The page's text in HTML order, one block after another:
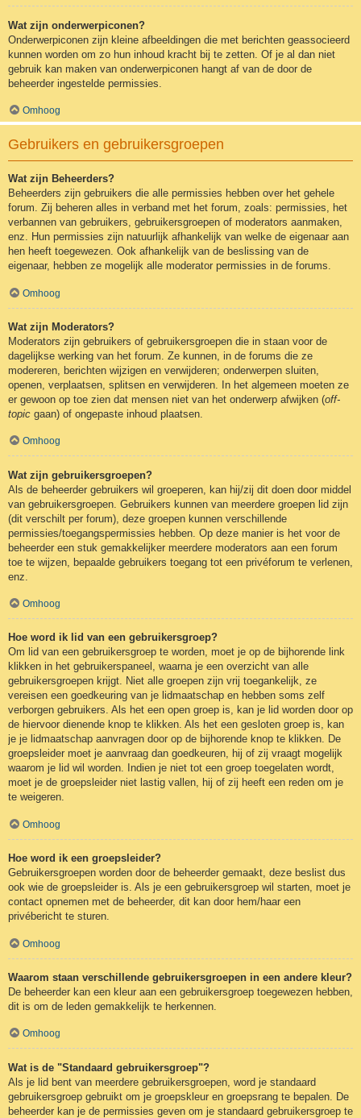
Wat zijn onderwerpiconen?
Onderwerpiconen zijn kleine afbeeldingen die met berichten geassocieerd
kunnen worden om zo hun inhoud kracht bij te zetten. Of je al dan niet
gebruik kan maken van onderwerpiconen hangt af van de door de
beheerder ingestelde permissies.
Omhoog
Gebruikers en gebruikersgroepen
Wat zijn Beheerders?
Beheerders zijn gebruikers die alle permissies hebben over het gehele
forum. Zij beheren alles in verband met het forum, zoals: permissies, het
verbannen van gebruikers, gebruikersgroepen of moderators aanmaken,
enz. Hun permissies zijn natuurlijk afhankelijk van welke de eigenaar aan
hen heeft toegewezen. Ook afhankelijk van de beslissing van de
eigenaar, hebben ze mogelijk alle moderator permissies in de forums.
Omhoog
Wat zijn Moderators?
Moderators zijn gebruikers of gebruikersgroepen die in staan voor de
dagelijkse werking van het forum. Ze kunnen, in de forums die ze
modereren, berichten wijzigen en verwijderen; onderwerpen sluiten,
openen, verplaatsen, splitsen en verwijderen. In het algemeen moeten ze
er gewoon op toe zien dat mensen niet van het onderwerp afwijken (off-
topic gaan) of ongepaste inhoud plaatsen.
Omhoog
Wat zijn gebruikersgroepen?
Als de beheerder gebruikers wil groeperen, kan hij/zij dit doen door middel
van gebruikersgroepen. Gebruikers kunnen van meerdere groepen lid zijn
(dit verschilt per forum), deze groepen kunnen verschillende
permissies/toegangspermissies hebben. Op deze manier is het voor de
beheerder een stuk gemakkelijker meerdere moderators aan een forum
toe te wijzen, bepaalde gebruikers toegang tot een privéforum te verlenen,
enz.
Omhoog
Hoe word ik lid van een gebruikersgroep?
Om lid van een gebruikersgroep te worden, moet je op de bijhorende link
klikken in het gebruikerspaneel, waarna je een overzicht van alle
gebruikersgroepen krijgt. Niet alle groepen zijn vrij toegankelijk, ze
vereisen een goedkeuring van je lidmaatschap en hebben soms zelf
verborgen gebruikers. Als het een open groep is, kan je lid worden door op
de hiervoor dienende knop te klikken. Als het een gesloten groep is, kan
je je lidmaatschap aanvragen door op de bijhorende knop te klikken. De
groepsleider moet je aanvraag dan goedkeuren, hij of zij vraagt mogelijk
waarom je lid wil worden. Indien je niet tot een groep toegelaten wordt,
moet je de groepsleider niet lastig vallen, hij of zij heeft een reden om je
te weigeren.
Omhoog
Hoe word ik een groepsleider?
Gebruikersgroepen worden door de beheerder gemaakt, deze beslist dus
ook wie de groepsleider is. Als je een gebruikersgroep wil starten, moet je
contact opnemen met de beheerder, dit kan door hem/haar een
privébericht te sturen.
Omhoog
Waarom staan verschillende gebruikersgroepen in een andere kleur?
De beheerder kan een kleur aan een gebruikersgroep toegewezen hebben,
dit is om de leden gemakkelijk te herkennen.
Omhoog
Wat is de "Standaard gebruikersgroep"?
Als je lid bent van meerdere gebruikersgroepen, word je standaard
gebruikersgroep gebruikt om je groepskleur en groepsrang te bepalen. De
beheerder kan je de permissies geven om je standaard gebruikersgroep te